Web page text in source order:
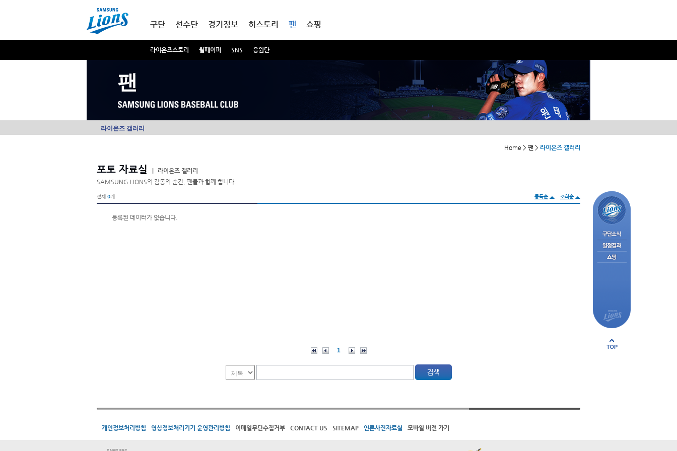
구단 선수단 경기정보 히스토리 팬
라이온즈스토리 월페이퍼 SNS 응원단
쇼핑
팬
라이온즈 갤러리
Home > 팬 > 라이온즈 갤러리
포토 자료실
라이온즈 갤러리
SAMSUNG LIONS의 감동의 순간, 팬들과 함께 합니다.
전체 0개 등록순 조회순
등록된 데이터가 없습니다.
1
개인정보처리방침 영상정보처리기기 운영관리방침 이메일무단수집거부 CONTACT US SITEMAP 언론사진자료실 모바일 버전 가기